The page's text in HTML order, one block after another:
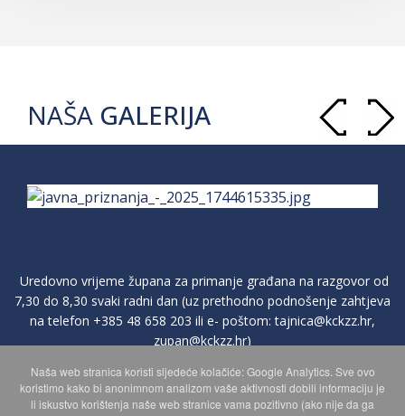
NAŠA GALERIJA
Uredovno vrijeme župana za primanje građana na razgovor od
7,30 do 8,30 svaki radni dan (uz prethodno podnošenje zahtjeva
+385 48 658 203ili e- poštom:
POLITIKA ZAŠTITE PRIVATNOSTI OSOBNIH PODATAKA
Naša web stranica koristi sljedeće kolačiće: Google Analytics. Sve ovo
koristimo kako bi anonimnom analizom vaše aktivnosti dobili informaciju je
li iskustvo korištenja naše web stranice vama pozitivno (ako nije da ga